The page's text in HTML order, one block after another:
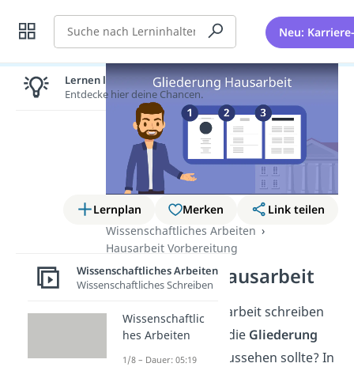
Suche Neu:
Lernplan Merken
Link teilen
Wissenschaftliches Arbeiten
Hausarbeit Vorbereitung
Gliederung Hausarbeit
Du musst eine Hausarbeit schreiben
und fragst dich, wie die Gliederung
deiner Hausarbeit
aussehen sollte? In
Lernen lohnt sich!
Entdecke hier deine Chancen.
Wissenschaftliches Arbeiten
Wissenschaftliches Schreiben
Wissenschaftlic
hes Arbeiten
1/8 – Dauer: 05:19